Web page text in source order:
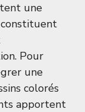
une
constituent
Pour
une
colorés
apportent